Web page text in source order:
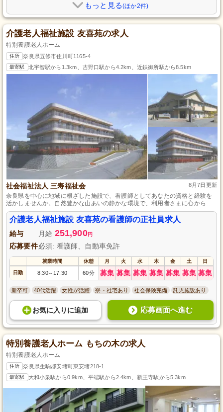
もっと見る(ほか2件)
介護老人福祉施設 友喜苑の求人
特別養護老人ホーム
住所 奈良県五條市住川町1165-4
最寄駅 北宇智駅から1.3km、吉野口駅から4.2km、近鉄御所駅から8.5km
社会福祉法人 三寿福祉会 8月7日更新
奈良県を中心に地域に根ざした施設で、看護師としてあなたの資格と経験を
活かしませんか。自然豊かな山あいの静かな環境で、利用者さまに心からの
介護を提供しています。敷地内駐車場完備でマイカー通勤が可能なため、通
勤の利便性も良好です。また、未経験者でも安心してスタートできる充実し
た研修制度があります。
介護老人福祉施設 友喜苑の看護師の正社員求人
給与 月給 251,900円
応募要件必須: 看護師、自動車免許
就業時間 休憩 月 火 水 木 金 土 日
日勤 8:30～ 17:30 60分 募集 募集 募集 募集 募集 募集 募集
新卒可 40代活躍 女性が活躍 寮・社宅あり 社会保険完備 託児施設あり
お気に入り に追加 応募画面へ進む
特別養護老人ホーム もちの木の求人
特別養護老人ホーム
住所 奈良県生駒郡安堵町東安堵218-1
最寄駅 大和小泉駅から0.9km、平端駅から2.4km、新王寺駅から5.3km